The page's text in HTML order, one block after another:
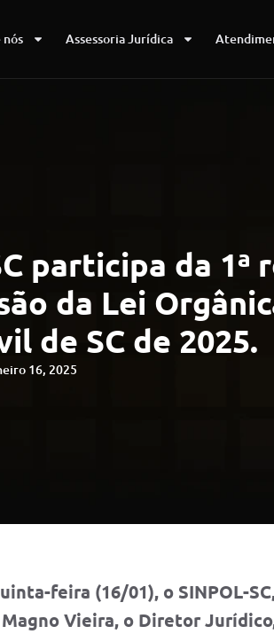
nós Assessoria Jurídica
participa da 1ª
da Lei
de SC de 2025.
16, 2025
feira (16/01), o SINPOL-
Vieira, o Diretor